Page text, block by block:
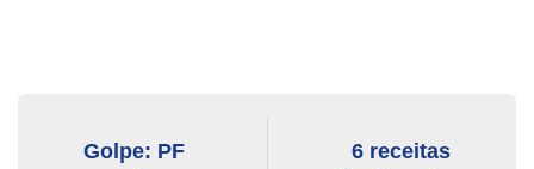
Golpe: PF
6 receitas